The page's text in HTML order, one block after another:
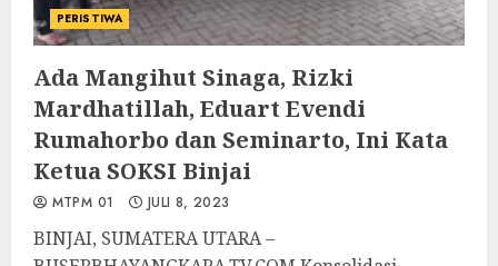
PERISTIWA
Ada Mangihut Sinaga, Rizki
Mardhatillah, Eduart Evendi
Rumahorbo dan Seminarto, Ini Kata
Ketua SOKSI Binjai
MTPM 01 JULI 8, 2023
BINJAI, SUMATERA UTARA –